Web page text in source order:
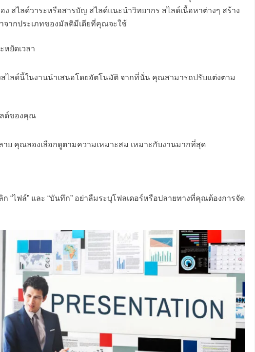
ง สไลด์วาระหรือสารบัญ สไลด์แนะนำวิทยากร สไลด์เนื้อหาต่างๆ สร้าง
จากประเภทของมัลติมีเดียที่คุณจะใช้
ยัดเวลา
สไลด์นี้ในงานนำเสนอโดยอัตโนมัติ จากที่นั่น คุณสามารถปรับแต่งตาม
ลด์ของคุณ
าย คุณลองเลือกดูตามความเหมาะสม เหมาะกับงานมากที่สุด
“ไฟล์” และ “บันทึก” อย่าลืมระบุโฟลเดอร์หรือปลายทางที่คุณต้องการจัด